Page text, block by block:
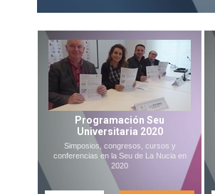
Programación Seu
Universitaria 2020
Simposios, congresos, cursos y
conferencias en la Seu de La Nucia en
2020